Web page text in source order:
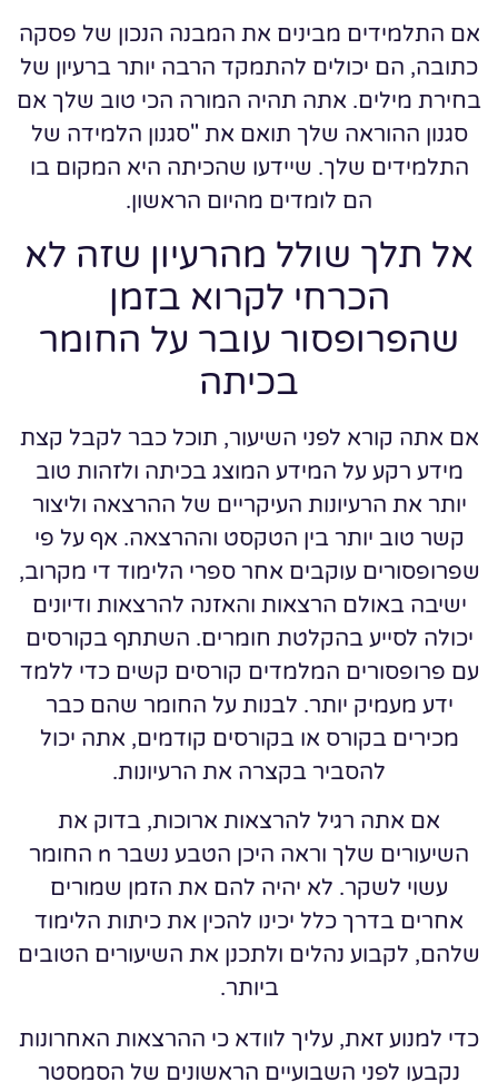
אם התלמידים מבינים את המבנה הנכון של פסקה
כתובה, הם יכולים להתמקד הרבה יותר ברעיון של
בחירת מילים. אתה תהיה המורה הכי טוב שלך אם
סגנון ההוראה שלך תואם את "סגנון הלמידה של
התלמידים שלך. שיידעו שהכיתה היא המקום בו
הם לומדים מהיום הראשון.
אל תלך שולל מהרעיון שזה לא
הכרחי לקרוא בזמן
שהפרופסור עובר על החומר
בכיתה
אם אתה קורא לפני השיעור, תוכל כבר לקבל קצת
מידע רקע על המידע המוצג בכיתה ולזהות טוב
יותר את הרעיונות העיקריים של ההרצאה וליצור
קשר טוב יותר בין הטקסט וההרצאה. אף על פי
שפרופסורים עוקבים אחר ספרי הלימוד די מקרוב,
ישיבה באולם הרצאות והאזנה להרצאות ודיונים
יכולה לסייע בהקלטת חומרים. השתתף בקורסים
עם פרופסורים המלמדים קורסים קשים כדי ללמד
ידע מעמיק יותר. לבנות על החומר שהם כבר
מכירים בקורס או בקורסים קודמים, אתה יכול
להסביר בקצרה את הרעיונות.
אם אתה רגיל להרצאות ארוכות, בדוק את
השיעורים שלך וראה היכן הטבע נשבר n החומר
עשוי לשקר. לא יהיה להם את הזמן שמורים
אחרים בדרך כלל יכינו להכין את כיתות הלימוד
שלהם, לקבוע נהלים ולתכנן את השיעורים הטובים
ביותר.
כדי למנוע זאת, עליך לוודא כי ההרצאות האחרונות
נקבעו לפני השבועיים הראשונים של הסמסטר